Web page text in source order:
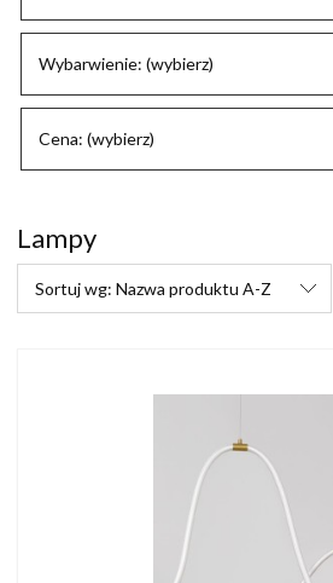
Wybarwienie: (wybierz)
Cena: (wybierz)
Lampy
Sortuj wg: Nazwa produktu A-Z